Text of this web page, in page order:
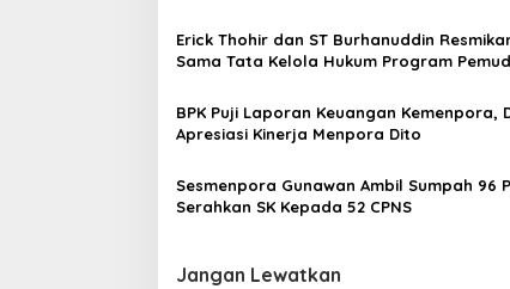
Erick Thohir dan ST Burhanuddin
Sama Tata Kelola Hukum Program
BPK Puji Laporan Keuangan Kemenpora,
Apresiasi Kinerja Menpora Dito
Sesmenpora Gunawan Ambil Sumpah 96 PPPK dan
Serahkan SK Kepada 52 CPNS
Jangan Lewatkan